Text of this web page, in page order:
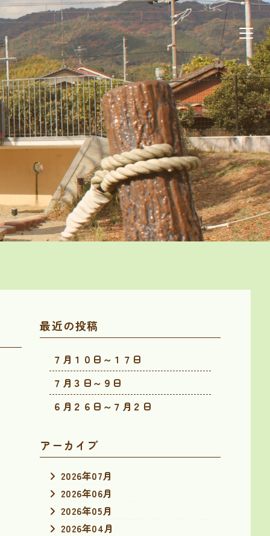
最近の投稿
７月１０日～１７日
７月３日～９日
６月２６日～７月２日
アーカイブ
2026年07月
2026年06月
2026年05月
2026年04月